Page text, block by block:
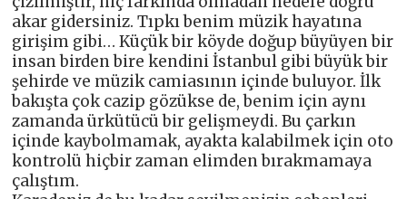
akar gidersiniz. Tıpkı benim müzik hayatına
girişim gibi… Küçük bir köyde doğup büyüyen bir
insan birden bire kendini İstanbul gibi büyük bir
şehirde ve müzik camiasının içinde buluyor. İlk
bakışta çok cazip gözükse de, benim için aynı
zamanda ürkütücü bir gelişmeydi. Bu çarkın
içinde kaybolmamak, ayakta kalabilmek için oto
kontrolü hiçbir zaman elimden bırakmamaya
çalıştım.